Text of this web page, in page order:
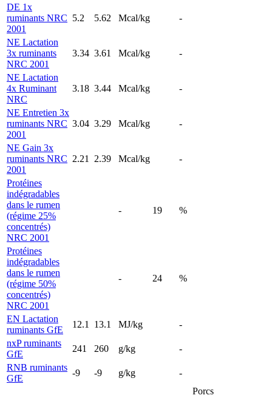
DE 1x
ruminants NRC
2001
5.2 5.62 Mcal/kg -
NE Lactation
3x ruminants
NRC 2001
3.34 3.61 Mcal/kg -
NE Lactation
4x Ruminant
NRC
3.18 3.44 Mcal/kg -
NE Entretien 3x
ruminants NRC
2001
3.04 3.29 Mcal/kg -
NE Gain 3x
ruminants NRC
2001
2.21 2.39 Mcal/kg -
Protéines
indégradables
dans le rumen
(régime 25%
concentrés)
NRC 2001
- 19 %
Protéines
indégradables
dans le rumen
(régime 50%
concentrés)
NRC 2001
- 24 %
EN Lactation
ruminants GfE
12.1 13.1 MJ/kg
-
nxP ruminants
GfE
241 260 g/kg
-
RNB ruminants
GfE
-9 -9 g/kg
-
Porcs